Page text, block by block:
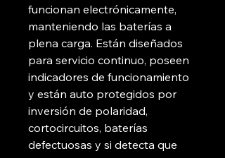
funcionan electrónicamente,
manteniendo las baterías a
plena carga. Están diseñados
para servicio continuo, poseen
indicadores de funcionamiento
y están auto protegidos por
inversión de polaridad,
cortocircuitos, baterías
defectuosas y si detecta que